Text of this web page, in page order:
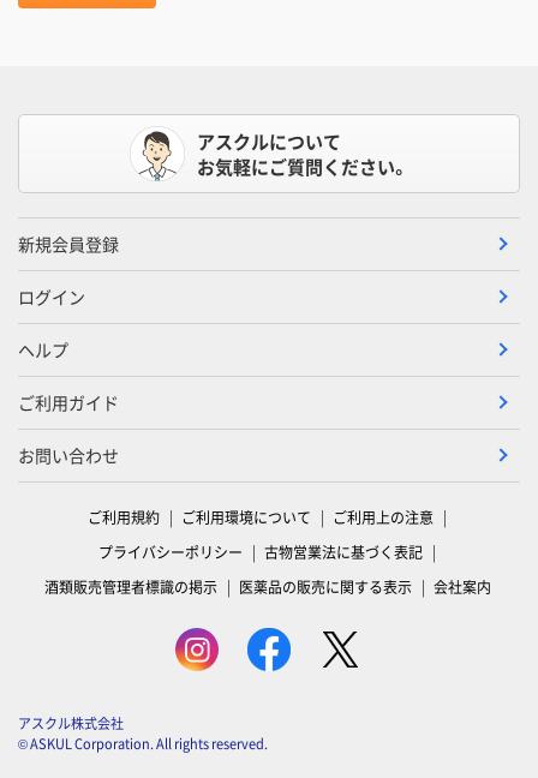
アスクルについて
お気軽にご質問ください。
新規会員登録
ログイン
ヘルプ
ご利用ガイド
お問い合わせ
ご利用規約 ご利用環境について
ご利用上の注意
プライバシーポリシー
古物営業法に基づく表記
酒類販売管理者標識の掲示
医薬品の販売に関する表示 会社案内
アスクル株式会社
© ASKUL Corporation. All rights reserved.